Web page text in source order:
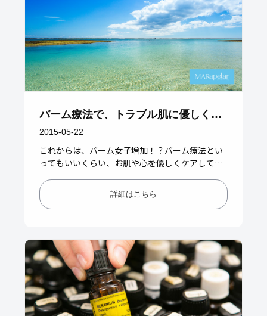
バーム療法で、トラブル肌に優しく働
きかける
2015-05-22
これからは、バーム女子増加！？バーム療法とい
ってもいいくらい、お肌や心を優しくケアしてく
由、なぜバームはトラブルに働く…
詳細はこちら